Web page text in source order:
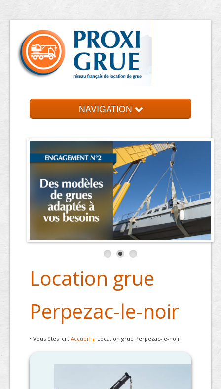
NAVIGATION
Location de grue
Location grue
Perpezac-le-noir
• Vous êtes ici : Accueil Location grue Perpezac-le-noir